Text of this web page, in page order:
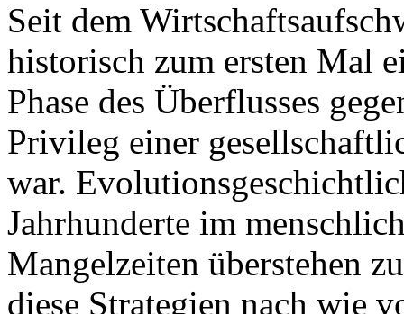
Seit dem
historisch zum ersten Mal
Phase des Überflusses
Privileg einer
war.
Jahrhunderte im
Mangelzeiten überstehen
diese Strategien nach wie